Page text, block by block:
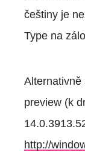
češtiny je
Type na
Alternativně
preview (k
http://